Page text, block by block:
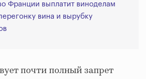
Франции выплатит виноделам
вина и вырубку
почти полный запрет